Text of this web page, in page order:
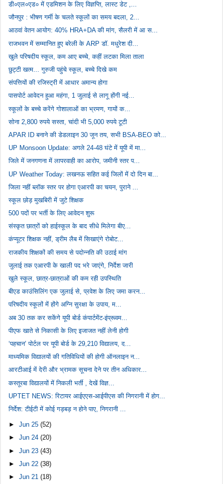
डी०एल०एड० में एडमिशन के लिए विज्ञप्ति, लास्ट डेट ,...
जौनपुर : भीषण गर्मी के चलते स्कूलों का समय बदला, 2...
आठवां वेतन आयोग: 40% HRA+DA की मांग, सैलरी में आ स...
राजभवन में सम्मानित हुए बरेली के ARP डॉ. मधुरेश दी...
खुले परिषदीय स्कूल, कम आए बच्चे, कहीं लटका मिला ताला
छुट्टी खत्म... गुरुजी पहुंचे स्कूल, बच्चे दिखे कम
संपत्तियों की रजिस्ट्री में आधार अमान्य होगा
पासपोर्ट आवेदन हुआ महंगा, 1 जुलाई से लागू होंगी नई...
स्कूलों के बच्चे करेंगे गोशालाओं का भ्रमण, गायों क...
सोना 2,800 रुपये सस्ता, चांदी भी 5,000 रुपये टूटी
APAR ID बनाने की डेडलाइन 30 जून तय, सभी BSA-BEO को...
UP Monsoon Update: अगले 24-48 घंटे में यूपी में मा...
जिले में जनगणना में लापरवाही का आरोप, जमीनी स्तर प...
UP Weather Today: लखनऊ सहित कई जिलों में दो दिन बा...
जिला नहीं ब्लॉक स्तर पर होगा एआरपी का चयन, पुराने ...
स्कूल छोड़ मुखबिरी में जुटे शिक्षक
500 पदों पर भर्ती के लिए आवेदन शुरू
संस्कृत छात्रों को हाईस्कूल के बाद सीधे मिलेगा बीए...
कंप्यूटर शिक्षक नहीं, ड्रीम लैब में सिखाएंगे रोबोट...
राजकीय शिक्षकों की समय से पदोन्नति की उठाई मांग
जुलाई तक एआरपी के खाली पद भरे जाएंगे, निर्देश जारी
खुले स्कूल, छात्र-छात्राओं की कम रही उपस्थिति
बीएड काउंसिलिंग एक जुलाई से, प्रवेश के लिए जमा करन...
परिषदीय स्कूलों में होंगे अग्नि सुरक्षा के उपाय, म...
अब 30 तक कर सकेंगे यूपी बोर्ड कंपार्टमेंट-इंप्रूवम...
पीएफ खाते से निकासी के लिए इजाजत नहीं लेनी होगी
‘पहचान’ पोर्टल पर यूपी बोर्ड के 29,210 विद्यालय, द...
माध्यमिक विद्यालयों की गतिविधियों की होगी ऑनलाइन न...
आरटीआई में देरी और भ्रामक सूचना देने पर तीन अधिकार...
कस्तूरबा विद्यालयों में निकली भर्ती , देखें विज्ञ...
UPTET NEWS: रिटायर आईएएस-आईपीएस की निगरानी में होग...
निर्देश: टीईटी में कोई गड़बड़ न होने पाए, निगरानी ...
►Jun 25(52)
►Jun 24(20)
►Jun 23(43)
►Jun 22(38)
►Jun 21(18)